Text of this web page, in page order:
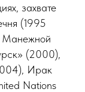
захвате
(1995
Манежной
(2000),
Ирак
Nations